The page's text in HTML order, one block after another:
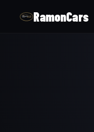
RamonCars